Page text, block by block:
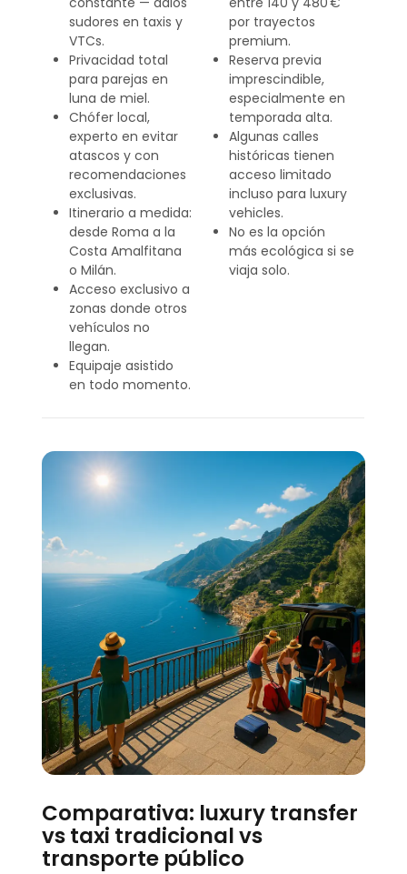
sudores en taxis y
VTCs.
Privacidad total
para parejas en
luna de miel.
Chófer local,
experto en evitar
atascos y con
recomendaciones
exclusivas.
Itinerario a medida:
desde Roma a la
Costa Amalfitana
o Milán.
Acceso exclusivo a
zonas donde otros
vehículos no
llegan.
Equipaje asistido
en todo momento.
por trayectos
premium.
Reserva previa
imprescindible,
especialmente en
temporada alta.
Algunas calles
históricas tienen
acceso limitado
incluso para luxury
vehicles.
No es la opción
más ecológica si se
viaja solo.
Comparativa: luxury transfer
vs taxi tradicional vs
transporte público